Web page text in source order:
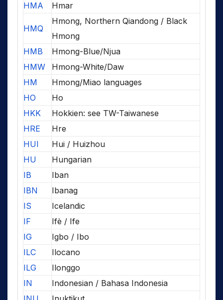
HMA
Hmar
HMQ
Hmong, Northern Qiandong / Black
Hmong
HMB
Hmong-Blue/Njua
HMW
Hmong-White/Daw
HM
Hmong/Miao languages
HO
Ho
HKK
Hokkien: see TW-Taiwanese
HRE
Hre
HUI
Hui / Huizhou
HU
Hungarian
IB
Iban
IBN
Ibanag
IS
Icelandic
IF
Ifè / Ife
IG
Igbo / Ibo
ILC
Ilocano
ILG
Ilonggo
IN
Indonesian / Bahasa Indonesia